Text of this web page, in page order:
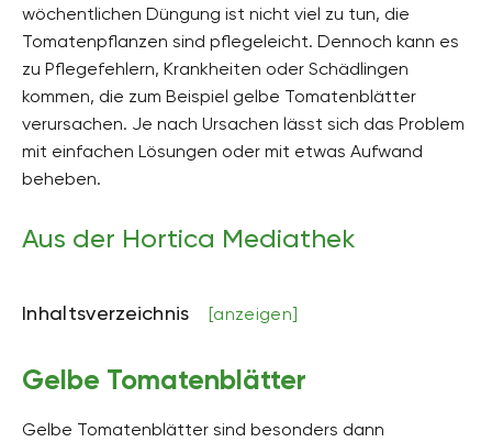
wöchentlichen Düngung ist nicht viel zu tun, die
Tomatenpflanzen sind pflegeleicht. Dennoch kann es
zu Pflegefehlern, Krankheiten oder Schädlingen
kommen, die zum Beispiel gelbe Tomatenblätter
verursachen. Je nach Ursachen lässt sich das Problem
mit einfachen Lösungen oder mit etwas Aufwand
beheben.
Aus der Hortica Mediathek
Inhaltsverzeichnis [anzeigen]
Gelbe Tomatenblätter
Gelbe Tomatenblätter sind besonders dann